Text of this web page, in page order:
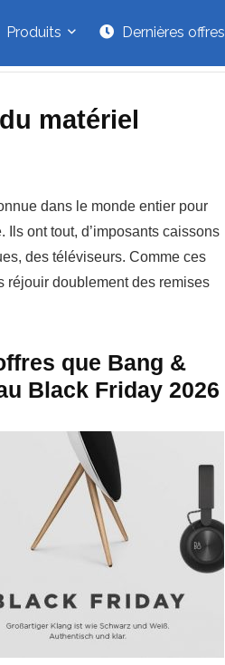
Produits Dernières offres
matériel
dans le monde entier pour
ont tout, d’imposants caissons
des téléviseurs. Comme ces
réjouir doublement des remises
que Bang &
Black Friday 2026